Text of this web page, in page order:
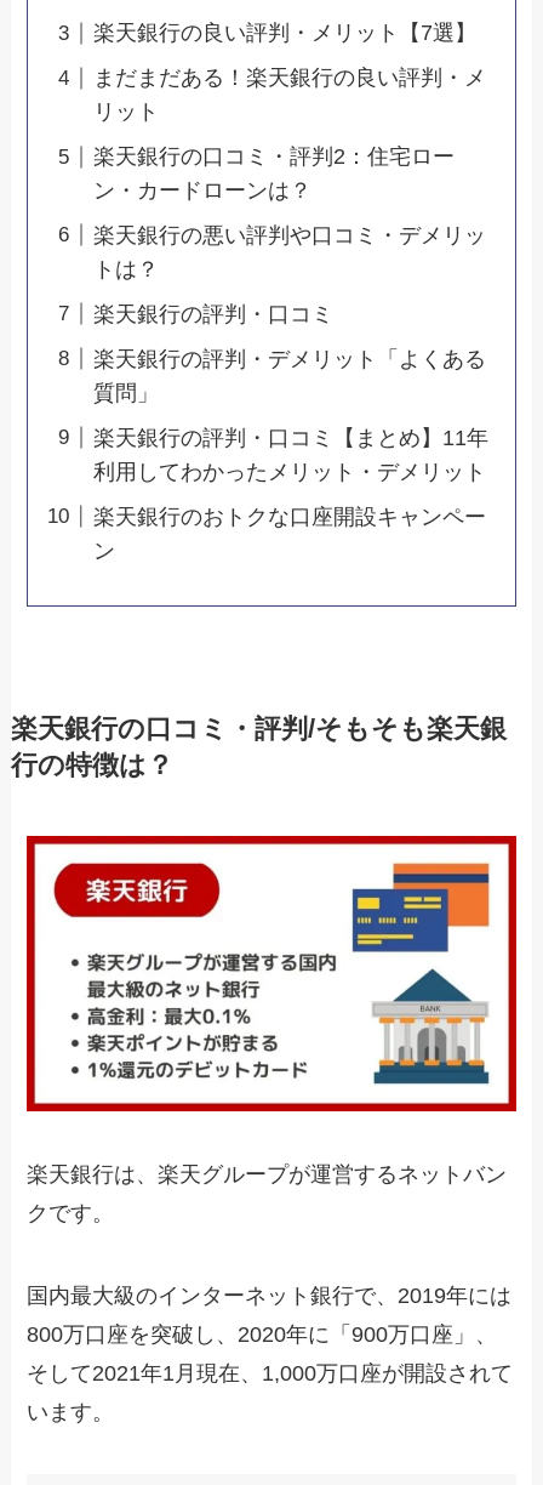
楽天銀行の良い評判・メリット【7選】
まだまだある！楽天銀行の良い評判・メ
リット
楽天銀行の口コミ・評判2：住宅ロー
ン・カードローンは？
楽天銀行の悪い評判や口コミ・デメリッ
トは？
楽天銀行の評判・口コミ
楽天銀行の評判・デメリット「よくある
質問」
楽天銀行の評判・口コミ【まとめ】11年
利用してわかったメリット・デメリット
楽天銀行のおトクな口座開設キャンペー
ン
楽天銀行の口コミ・評判/そもそも楽天銀
行の特徴は？
楽天銀行は、楽天グループが運営するネットバン
クです。
国内最大級のインターネット銀行で、2019年には
800万口座を突破し、2020年に「900万口座」、
そして2021年1月現在、1,000万口座が開設されて
います。